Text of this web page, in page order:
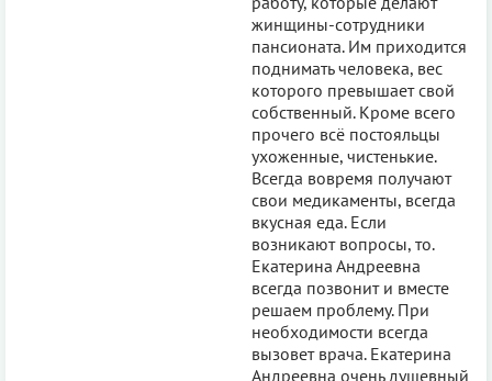
жинщины-сотрудники
пансионата. Им приходится
поднимать человека, вес
которого превышает свой
собственный. Кроме всего
прочего всё постояльцы
ухоженные, чистенькие.
Всегда вовремя получают
свои медикаменты, всегда
вкусная еда. Если
возникают вопросы, то.
Екатерина Андреевна
всегда позвонит и вместе
решаем проблему. При
необходимости всегда
вызовет врача. Екатерина
Андреевна очень душевный